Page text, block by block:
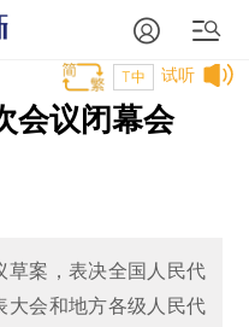
试听
T中
会议闭幕会
草案，表决全国人民代
大会和地方各级人民代